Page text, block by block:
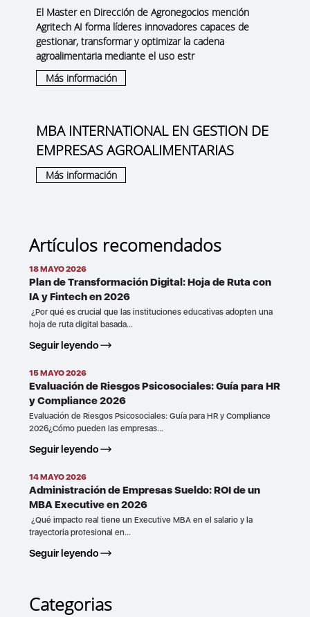
El Master en Dirección de Agronegocios mención
Agritech AI forma líderes innovadores capaces de
gestionar, transformar y optimizar la cadena
agroalimentaria mediante el uso estr
Más información
MBA INTERNATIONAL EN GESTION DE
EMPRESAS AGROALIMENTARIAS
Más información
Artículos recomendados
18 MAYO 2026
Plan de Transformación Digital: Hoja de Ruta con
IA y Fintech en 2026
¿Por qué es crucial que las instituciones educativas adopten una
hoja de ruta digital basada...
Seguir leyendo
15 MAYO 2026
Evaluación de Riesgos Psicosociales: Guía para HR
y Compliance 2026
Evaluación de Riesgos Psicosociales: Guía para HR y Compliance
2026¿Cómo pueden las empresas...
Seguir leyendo
14 MAYO 2026
Administración de Empresas Sueldo: ROI de un
MBA Executive en 2026
¿Qué impacto real tiene un Executive MBA en el salario y la
trayectoria profesional en...
Seguir leyendo
Categorias